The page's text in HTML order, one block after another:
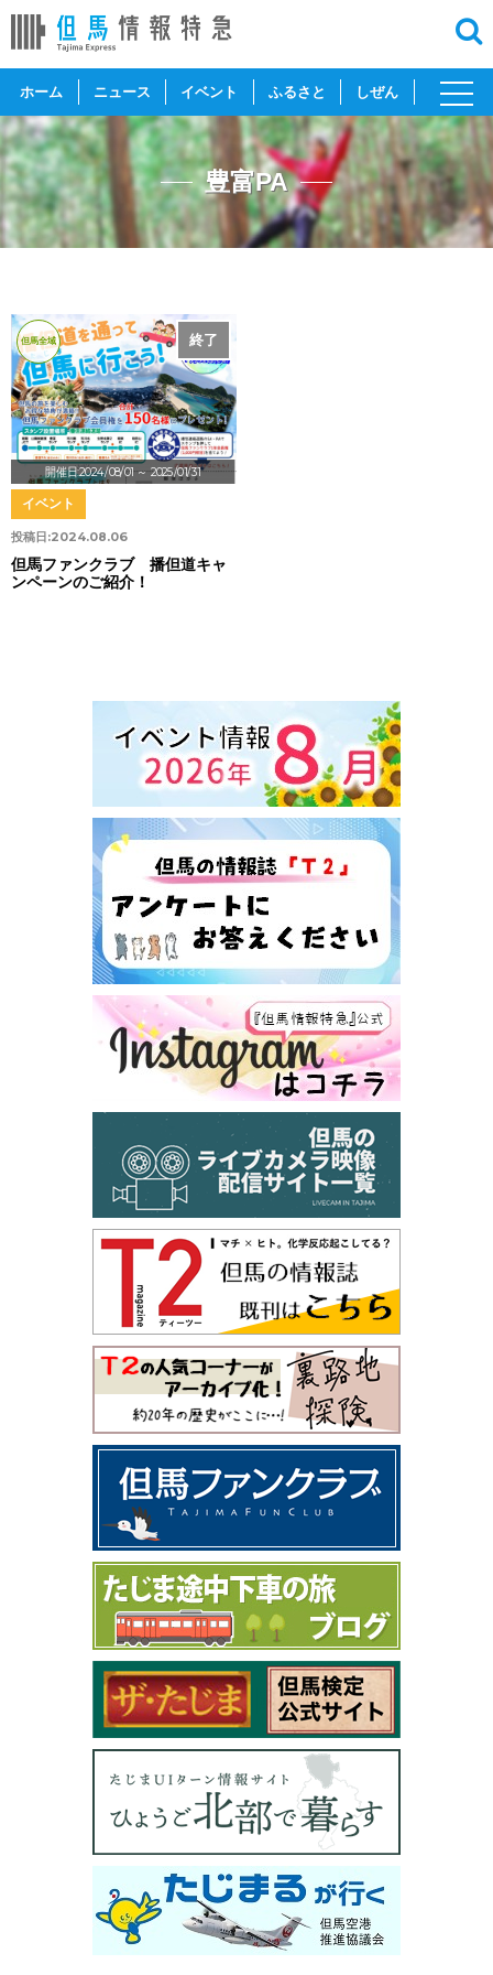
ホーム ニュース イベント ふるさと しぜん
toggle
豊富PA
開催日:2024/08/01 ～ 2025/01/31
終了
但馬全域
投稿日:2024.08.06
イベント
但馬ファンクラブ 播但道キャ
ンペーンのご紹介！